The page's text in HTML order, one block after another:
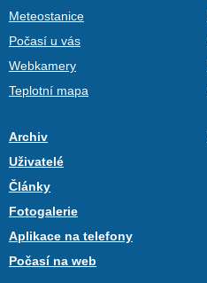
Meteostanice
Počasí u vás
Webkamery
Teplotní mapa
Archiv
Uživatelé
Články
Fotogalerie
Aplikace na telefony
Počasí na web